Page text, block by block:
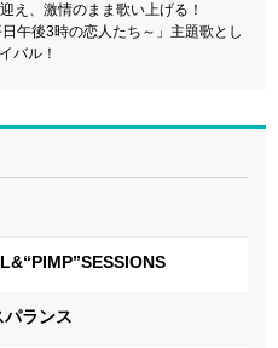
え、激情のまま歌い上げる！
午後3時の恋人たち～」主題歌とし
バル！
ランス